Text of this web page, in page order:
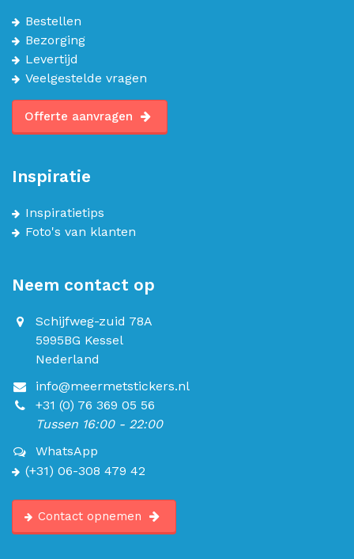
Bestellen
Bezorging
Levertijd
Veelgestelde vragen
Offerte aanvragen
Inspiratie
Inspiratietips
Foto's van klanten
Neem contact op
Schijfweg-zuid 78A
5995BG Kessel
Nederland
info@meermetstickers.nl
+31 (0) 76 369 05 56
Tussen 16:00 - 22:00
WhatsApp
(+31) 06-308 479 42
Contact opnemen